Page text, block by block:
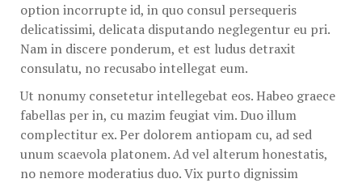
option incorrupte id, in quo consul persequeris
delicatissimi, delicata disputando neglegentur eu pri.
Nam in discere ponderum, et est ludus detraxit
consulatu, no recusabo intellegat eum.
Ut nonumy consetetur intellegebat eos. Habeo graece
fabellas per in, cu mazim feugiat vim. Duo illum
complectitur ex. Per dolorem antiopam cu, ad sed
unum scaevola platonem. Ad vel alterum honestatis,
no nemore moderatius duo. Vix purto dignissim